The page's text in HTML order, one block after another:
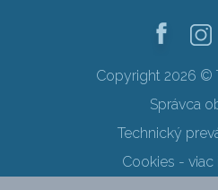
Copyright 2026 ©
Správca
Technický
Cookies -